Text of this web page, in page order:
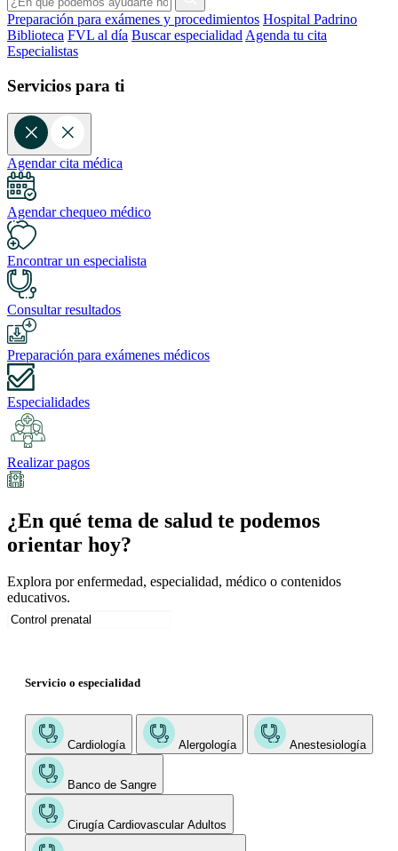
Preparación para exámenes y procedimientos Hospital Padrino
Biblioteca FVL al día Buscar especialidad Agenda tu cita
Especialistas
Servicios para ti
Agendar cita médica
Agendar chequeo médico
Encontrar un especialista
Consultar resultados
Preparación para exámenes médicos
Especialidades
Realizar pagos
¿En qué tema de salud te podemos
orientar hoy?
Explora por enfermedad, especialidad, médico o contenidos
educativos.
Servicio o especialidad
Cardiología Alergología Anestesiología
Banco de Sangre
Cirugía Cardiovascular Adultos